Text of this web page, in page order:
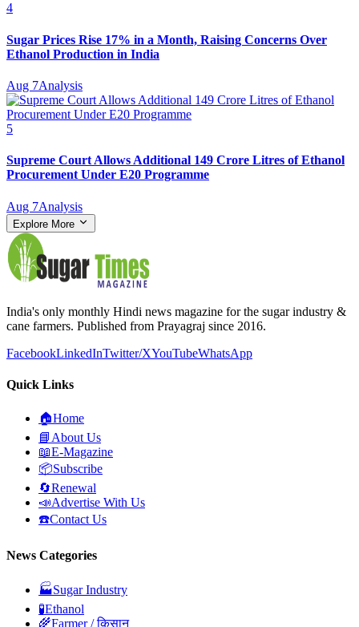
4
Sugar Prices Rise 17% in a Month, Raising Concerns Over
Ethanol Production in India
Aug 7Analysis
5
Supreme Court Allows Additional 149 Crore Litres of Ethanol
Procurement Under E20 Programme
Aug 7Analysis
Explore More
India's only monthly Hindi news magazine for the sugar industry &
cane farmers. Published from Prayagraj since 2016.
FacebookLinkedInTwitter/XYouTubeWhatsApp
Quick Links
🏠Home
📘 About Us
📖E-Magazine
📦Subscribe
🔄Renewal
📣Advertise With Us
☎️Contact Us
News Categories
🏭Sugar Industry
🧪Ethanol
🌾Farmer / किसान